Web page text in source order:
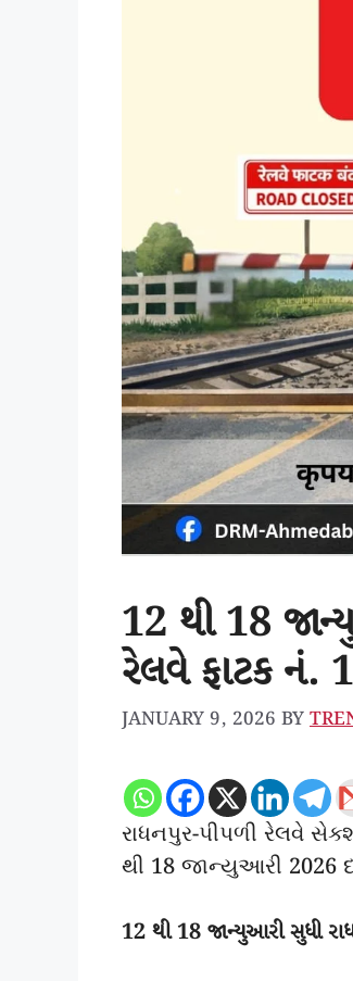
12 થી 18
રેલવે ફાટક
JANUARY 9, 2026 BY
રાધનપુર-પીપળી રેલવે
થી 18 જાન્યુઆરી 2026
12 થી 18 જાન્યુઆરી સુધી